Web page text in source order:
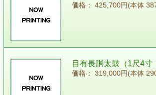
価格： 425,700円(本体
目有長胴太鼓（1尺4寸
価格： 319,000円(本体